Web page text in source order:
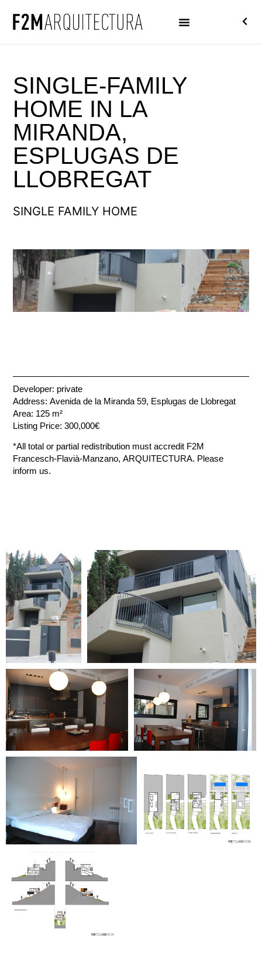
SINGLE-FAMILY
HOME IN LA
MIRANDA,
ESPLUGAS DE
LLOBREGAT
SINGLE FAMILY HOME
Developer: private
Address: Avenida de la Miranda 59, Esplugas de Llobregat
Area: 125 m²
Listing Price: 300,000€
*All total or partial redistribution must accredit F2M
Francesch-Flavià-Manzano, ARQUITECTURA. Please
inform us.